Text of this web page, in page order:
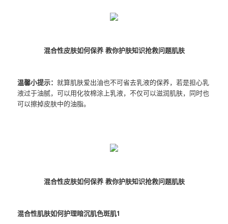
混合性皮肤如何保养 教你护肤知识抢救问题肌肤
温馨小提示：就算肌肤爱出油也不可省去乳液的保养，若是担心乳
液过于油腻，可以用化妆棉涂上乳液，不仅可以滋润肌肤，同时也
可以擦掉皮肤中的油脂。
混合性皮肤如何保养 教你护肤知识抢救问题肌肤
混合性肌肤如何护理暗沉肌色斑肌1